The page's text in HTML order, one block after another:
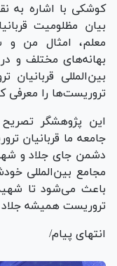
کوشکی با اشاره به
بیان مظلومیت
معلم، امثال من و
بهانه‌های مختلف و
بین‌المللی
تروریست‌ها را معرفی
این پژوهشگر
جامعه‌ ما قربانیان
دشمن جای جلاد و
مجامع بین‌المللی
باعث می‌شود تا
تروریست همیشه جلاد
انتهای پیام/